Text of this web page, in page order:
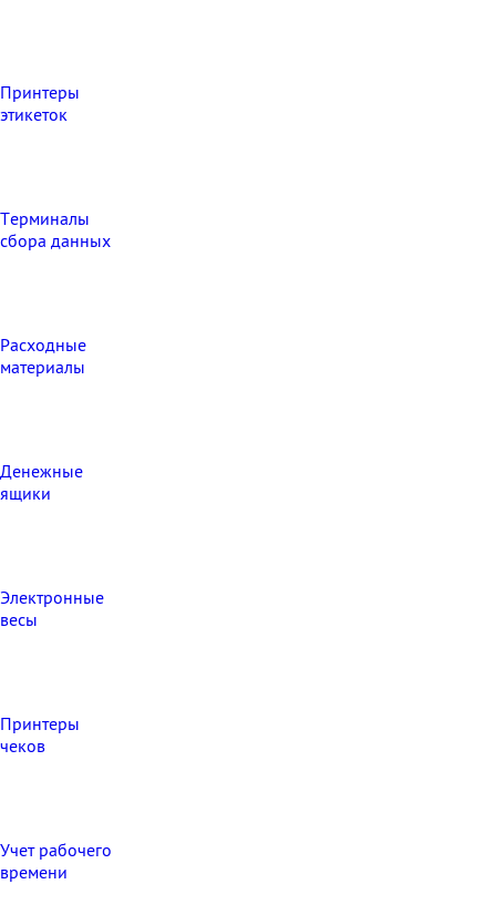
Принтеры
этикеток
Терминалы
сбора данных
Расходные
материалы
Денежные
ящики
Электронные
весы
Принтеры
чеков
Учет рабочего
времени